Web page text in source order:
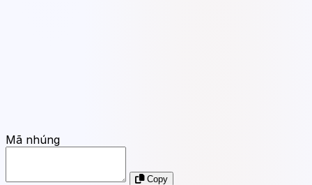
Mã nhúng
Copy